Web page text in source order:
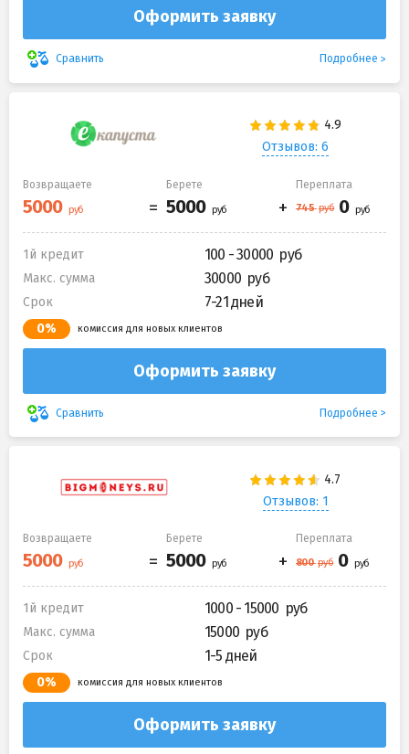
Оформить заявку
Сравнить Подробнее
Отзывов: 6
Возвращаете Берете Переплата
1й кредит 100 - 30000
Макс. сумма 30000
Срок 7-21 дней
0% комиссия для новых клиентов
Оформить заявку
Сравнить Подробнее
Отзывов: 1
Возвращаете Берете Переплата
1й кредит 1000 - 15000
Макс. сумма 15000
Срок 1-5 дней
0% комиссия для новых клиентов
Оформить заявку